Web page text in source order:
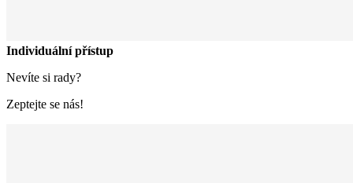
Individuální přístup
Nevíte si rady?
Zeptejte se nás!